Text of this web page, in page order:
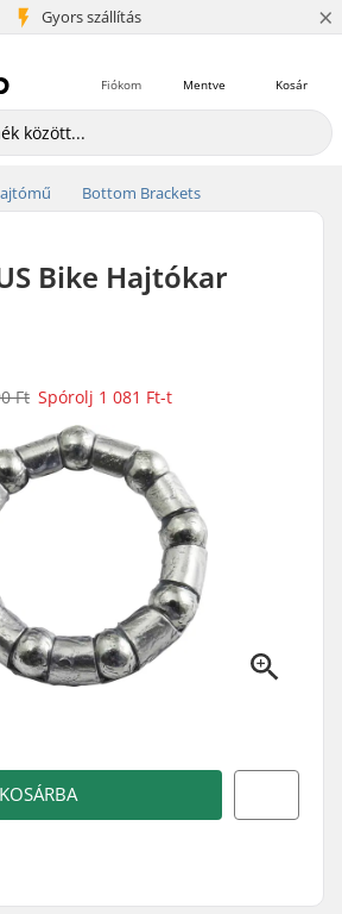
Gyors szállítás
5+ millió ügyfél ×
Kosár
Mentve
Fiókom
Bottom Brackets
Bike Hajtókar
Ft Spórolj 1 081 Ft-t
KOSÁRBA